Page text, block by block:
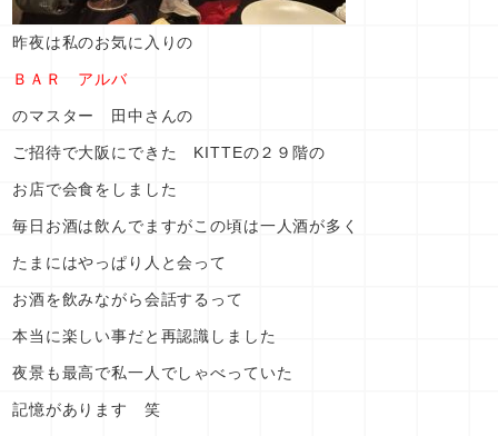
昨夜は私のお気に入りの
ＢＡＲ アルバ
のマスター 田中さんの
ご招待で大阪にできた KITTEの２９階の
お店で会食をしました
毎日お酒は飲んでますがこの頃は一人酒が多く
たまにはやっぱり人と会って
お酒を飲みながら会話するって
本当に楽しい事だと再認識しました
夜景も最高で私一人でしゃべっていた
記憶があります 笑